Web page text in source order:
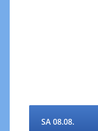
SA 08.08.